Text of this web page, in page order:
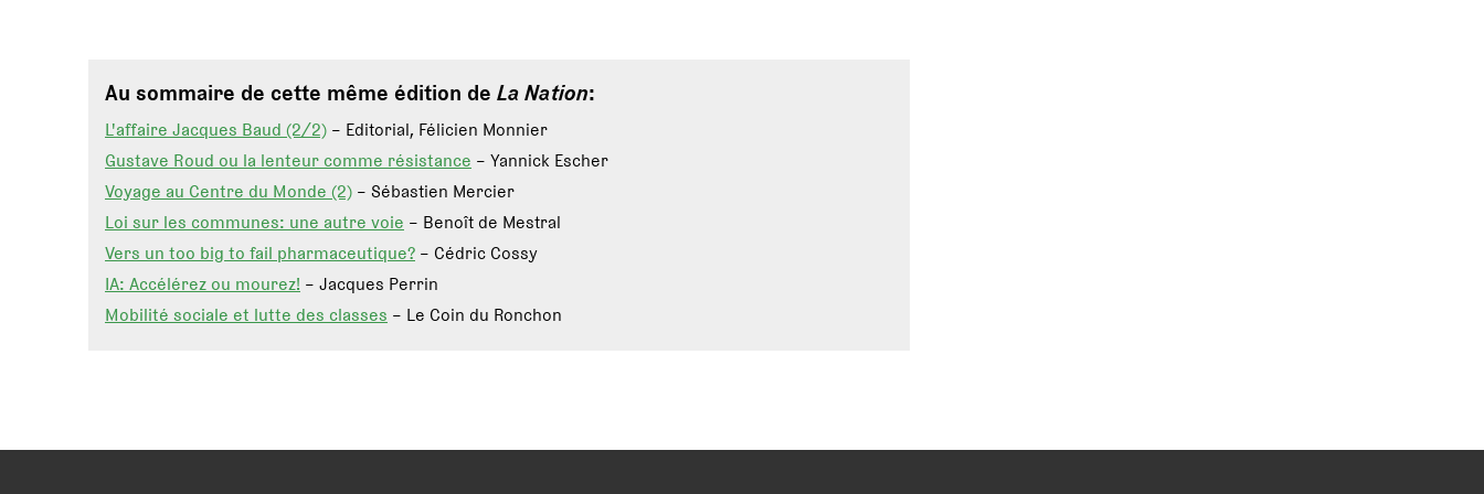
Au sommaire de cette même édition de La Nation:
L'affaire Jacques Baud (2/2) – Editorial, Félicien Monnier
Gustave Roud ou la lenteur comme résistance – Yannick Escher
Voyage au Centre du Monde (2) – Sébastien Mercier
Loi sur les communes: une autre voie – Benoît de Mestral
Vers un too big to fail pharmaceutique? – Cédric Cossy
IA: Accélérez ou mourez! – Jacques Perrin
Mobilité sociale et lutte des classes – Le Coin du Ronchon